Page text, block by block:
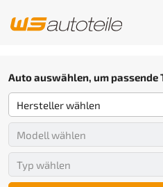
Auto auswählen, um passende